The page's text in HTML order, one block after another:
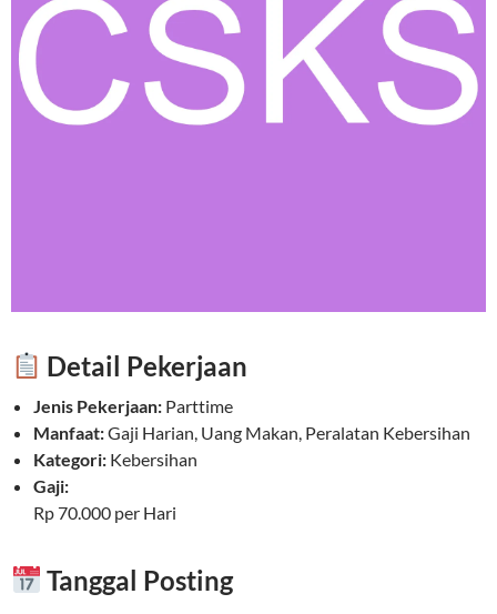
Detail Pekerjaan
Jenis Pekerjaan: Parttime
Manfaat:Gaji Harian, Uang Makan, Peralatan Kebersihan
Kategori: Kebersihan
Gaji:
Rp 70.000 per Hari
Tanggal Posting